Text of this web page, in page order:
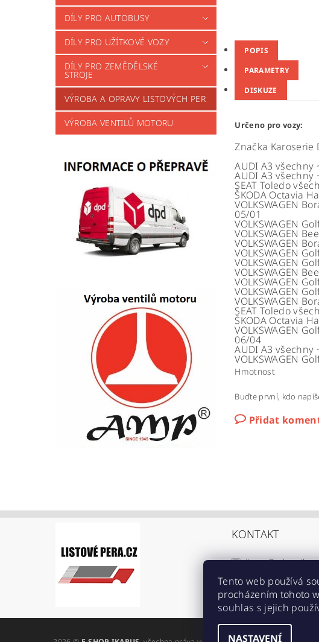
DÍLY PRO AUTOBUSY
DÍLY PRO UŽÍTKOVÉ VOZY
DÍLY PRO ZEMĚDĚLSKÉ
STROJE
VÝROBA A OPRAVY LISTOVÝCH PER
VÝROBA VENTILŮ MOTORU
POPIS
PARAMETRY
DISKUZE
Určeno pro vozy:
Značka Karoserie
AUDI A3 všechny
AUDI A3 všechny
SEAT Toledo
ŠKODA Octavia
VOLKSWAGEN
05/01
VOLKSWAGEN
VOLKSWAGEN
VOLKSWAGEN
VOLKSWAGEN
VOLKSWAGEN
VOLKSWAGEN
VOLKSWAGEN
VOLKSWAGEN
VOLKSWAGEN
SEAT Toledo
ŠKODA Octavia
VOLKSWAGEN
06/04
AUDI A3 všechny
VOLKSWAGEN
Hmotnost
Buďte první, kdo
Přidat
KONTAKT
ikarus@eshop-
+420 605 981 910
https://
ref=br_rs
Tento web používá
procházením tohoto
souhlas s jejich
NASTAVENÍ